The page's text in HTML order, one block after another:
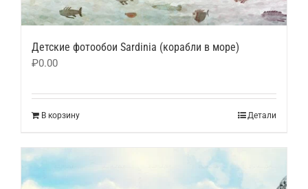
Детские фотообои Sardinia (корабли в море)
₽0.00
В корзину Детали